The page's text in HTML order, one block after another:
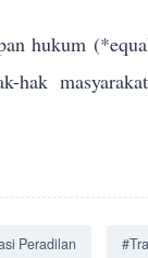
hukum
hak
Peradilan